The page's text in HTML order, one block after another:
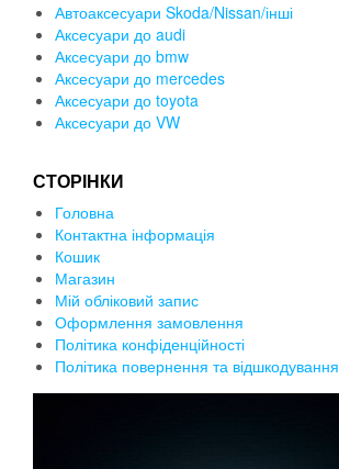
Автоаксесуари Skoda/Nissan/інші
Аксесуари до audi
Аксесуари до bmw
Аксесуари до mercedes
Аксесуари до toyota
Аксесуари до VW
СТОРІНКИ
Головна
Контактна інформація
Кошик
Магазин
Мій обліковий запис
Оформлення замовлення
Політика конфіденційності
Політика повернення та відшкодування